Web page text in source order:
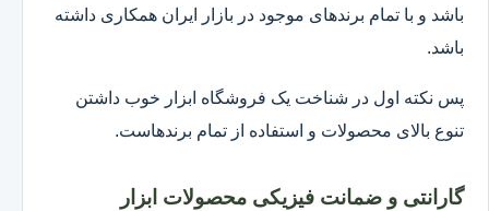
باشد و با تمام برندهای موجود در بازار ایران همکاری داشته
باشد.
پس نکته اول در شناخت یک فروشگاه ابزار خوب داشتن
تنوع بالای محصولات و استفاده از تمام برندهاست.
گارانتی و ضمانت فیزیکی محصولات ابزار